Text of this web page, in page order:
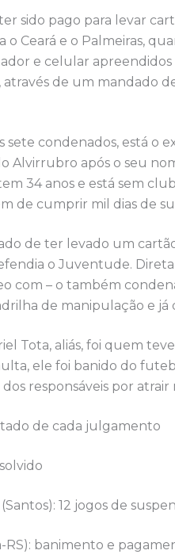
sido pago para levar
o Ceará e o Palmeiras,
e celular
de um mandado
sete condenados, está o
Alvirrubro após o seu
34 anos e está sem
de cumprir mil dias de
de ter levado um
o Juventude.
com – o também
de manipulação e
Tota, aliás, foi quem
ele foi banido do
responsáveis por atrair
de cada julgamento
12 jogos de
RS): banimento e